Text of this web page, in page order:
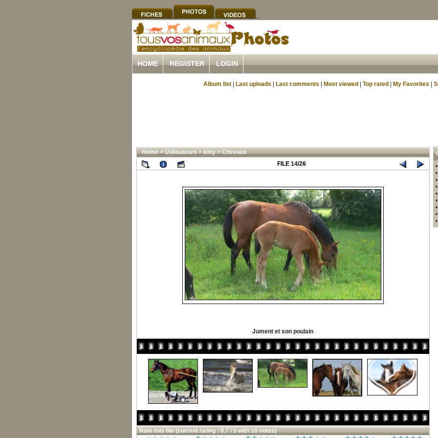
HOME REGISTER LOGIN
Album list Last uploads Last comments Most viewed Top rated My Favorites
Home>Utilisateurs>kitty>Chevaux
FILE 14/26
Jument et son poulain
Rate this file (current rating : 0.7 / 5 with 10 votes)
•
•
•
•